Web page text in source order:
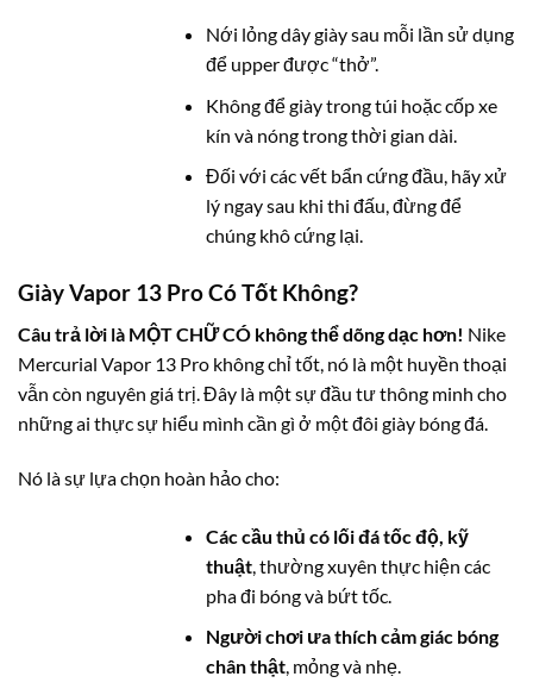
Nới lỏng dây giày sau mỗi lần sử dụng
để upper được “thở”.
Không để giày trong túi hoặc cốp xe
kín và nóng trong thời gian dài.
Đối với các vết bẩn cứng đầu, hãy xử
lý ngay sau khi thi đấu, đừng để
chúng khô cứng lại.
Giày Vapor 13 Pro Có Tốt Không?
Câu trả lời là MỘT CHỮ CÓ không thể dõng dạc hơn! Nike
Mercurial Vapor 13 Pro không chỉ tốt, nó là một huyền thoại
vẫn còn nguyên giá trị. Đây là một sự đầu tư thông minh cho
những ai thực sự hiểu mình cần gì ở một đôi giày bóng đá.
Nó là sự lựa chọn hoàn hảo cho:
Các cầu thủ có lối đá tốc độ, kỹ
thuật , thường xuyên thực hiện các
pha đi bóng và bứt tốc.
Người chơi ưa thích cảm giác bóng
chân thật, mỏng và nhẹ.